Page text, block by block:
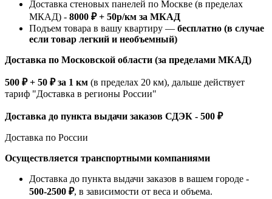
Доставка стеновых панелей по Москве (в пределах
МКАД) - 8000 ₽ + 50р/км за МКАД
Подъем товара в вашу квартиру — бесплатно (в случае
если товар легкий и необъемный)
Доставка по Московской области (за пределами МКАД)
500 ₽ + 50 ₽ за 1 км (в пределах 20 км), дальше действует
тариф "Доставка в регионы России"
Доставка до пункта выдачи заказов СДЭК - 500 ₽
Доставка по России
Осуществляется транспортными компаниями
Доставка до пункта выдачи заказов в вашем городе -
500-2500 ₽, в зависимости от веса и объема.